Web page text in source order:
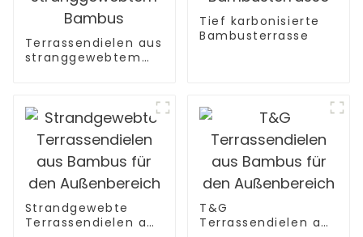
Terrassendielen aus
stranggewebtem
Tief karbonisierte
Bambusterrasse
Strandgewebte
Terrassendielen aus
T&G
Terrassendielen aus